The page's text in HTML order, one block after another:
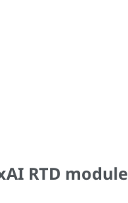
RTD module